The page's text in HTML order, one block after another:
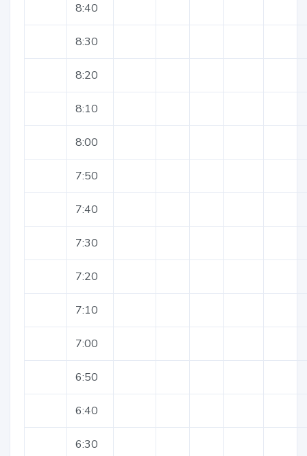
8:40
8:30
8:20
8:10
8:00
7:50
7:40
7:30
7:20
7:10
7:00
6:50
6:40
6:30